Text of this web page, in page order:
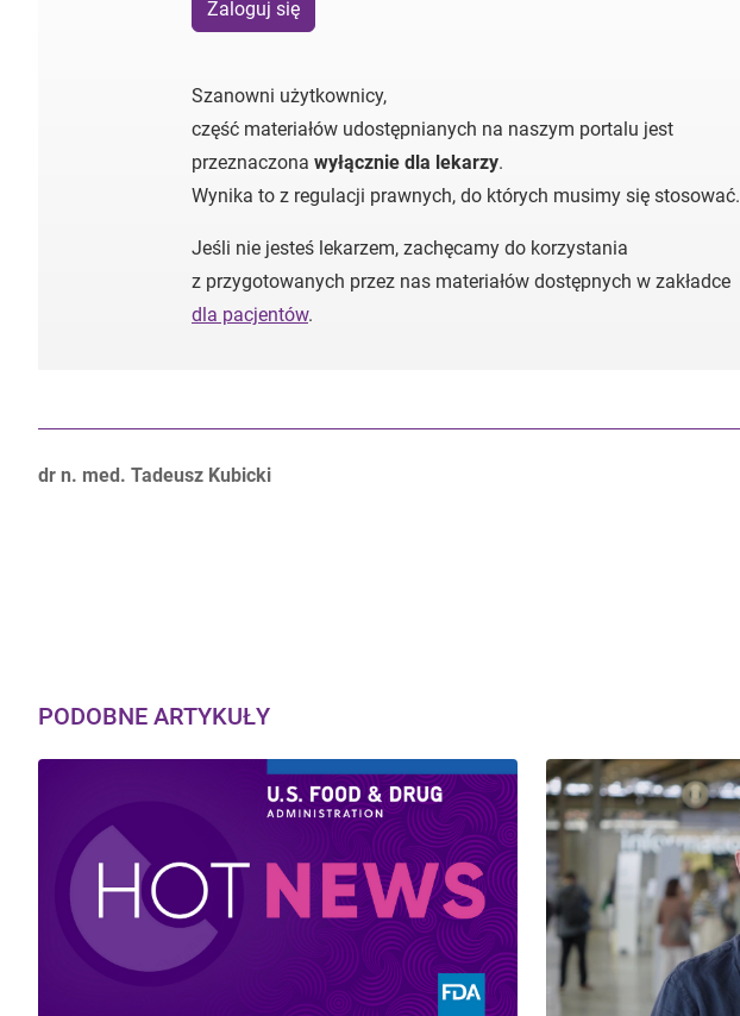
Zaloguj się
Szanowni użytkownicy,
część materiałów udostępnianych na naszym portalu jest
przeznaczona wyłącznie dla lekarzy.
Wynika to z regulacji prawnych, do których musimy się stosować.
Jeśli nie jesteś lekarzem, zachęcamy do korzystania
z przygotowanych przez nas materiałów dostępnych w zakładce
dla pacjentów.
Autorzy:
dr n. med. Tadeusz Kubicki
PODOBNE ARTYKUŁY